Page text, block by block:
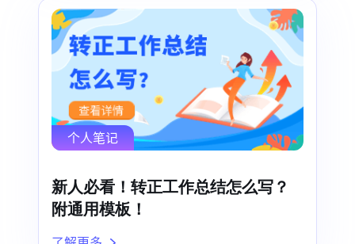
个人笔记
新人必看！转正工作总结怎么写？
附通用模板！